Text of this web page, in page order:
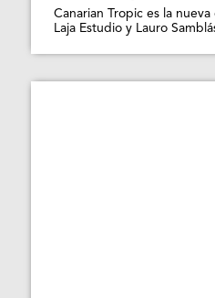
Canarian Tropic es la
Laja Estudio y Lauro